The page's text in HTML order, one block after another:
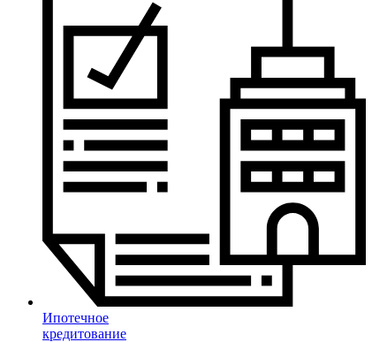
Ипотечное
кредитование